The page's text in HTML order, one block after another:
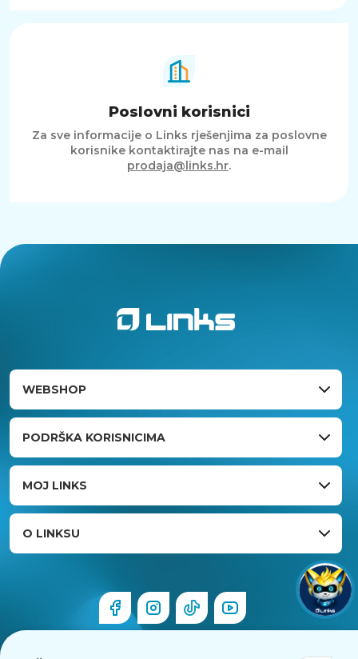
Poslovni korisnici
Za sve informacije o Links rješenjima za poslovne
korisnike kontaktirajte nas na e-mail
prodaja@links.hr.
WEBSHOP
PODRŠKA KORISNICIMA
MOJ LINKS
O LINKSU